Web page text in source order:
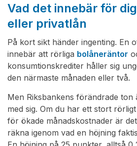
Vad det innebär för
eller privatlån
På kort sikt händer ingenting. En
innebär att rörliga bolåneräntor
konsumtionskrediter håller sig
den närmaste månaden eller två.
Men Riksbankens förändrade ton
med sig. Om du har ett stort
för ökade månadskostnader är
räkna igenom vad en höjning